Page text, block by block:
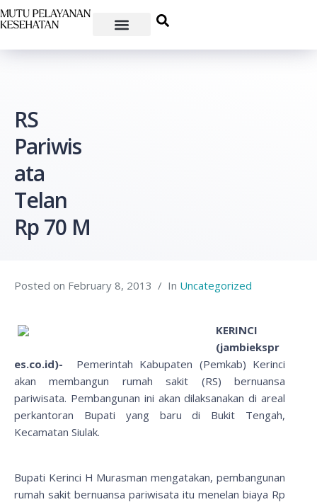
RS
Pariwis
ata
Telan
Rp 70 M
Posted on February 8, 2013 In Uncategorized
KERINCI
(jambiekspr
es.co.id)- Pemerintah Kabupaten (Pemkab) Kerinci
akan membangun rumah sakit (RS) bernuansa
pariwisata. Pembangunan ini akan dilaksanakan di areal
perkantoran Bupati yang baru di Bukit Tengah,
Kecamatan Siulak.
Bupati Kerinci H Murasman mengatakan, pembangunan
rumah sakit bernuansa pariwisata itu menelan biaya Rp